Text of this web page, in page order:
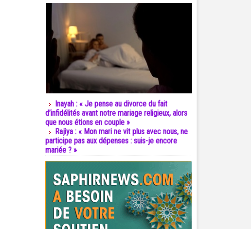
Inayah : « Je pense au divorce du fait
d’infidélités avant notre mariage religieux, alors
que nous étions en couple »
Rajiya : « Mon mari ne vit plus avec nous, ne
participe pas aux dépenses : suis-je encore
mariée ? »